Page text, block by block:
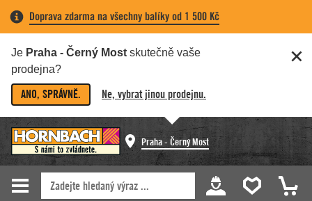
Doprava zdarma na všechny balíky od 1 500 Kč
Je Praha - Černý Most skutečně vaše
prodejna?
ANO, SPRÁVNĚ. Ne, vybrat jinou prodejnu.
Praha - Černý Most